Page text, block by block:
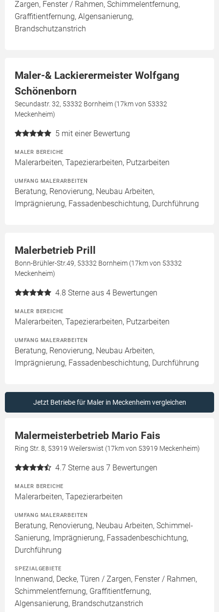
Zargen, Fenster / Rahmen, Schimmelentfernung,
Graffitientfernung, Algensanierung,
Brandschutzanstrich
Maler-& Lackierermeister Wolfgang
Schönenborn
Secundastr. 32, 53332 Bornheim (17km von 53332
Meckenheim)
5 mit einer Bewertung
MALER BEREICHE
Malerarbeiten, Tapezierarbeiten, Putzarbeiten
UMFANG MALERARBEITEN
Beratung, Renovierung, Neubau Arbeiten,
Imprägnierung, Fassadenbeschichtung, Durchführung
Malerbetrieb Prill
Bonn-Brühler-Str.49, 53332 Bornheim (17km von 53332
Meckenheim)
4.8 Sterne aus 4 Bewertungen
MALER BEREICHE
Malerarbeiten, Tapezierarbeiten, Putzarbeiten
UMFANG MALERARBEITEN
Beratung, Renovierung, Neubau Arbeiten,
Imprägnierung, Fassadenbeschichtung, Durchführung
Jetzt Betriebe für Maler in Meckenheim vergleichen
Malermeisterbetrieb Mario Fais
Ring Str. 8, 53919 Weilerswist (17km von 53919 Meckenheim)
4.7 Sterne aus 7 Bewertungen
MALER BEREICHE
Malerarbeiten, Tapezierarbeiten
UMFANG MALERARBEITEN
Beratung, Renovierung, Neubau Arbeiten, Schimmel-
Sanierung, Imprägnierung, Fassadenbeschichtung,
Durchführung
SPEZIALGEBIETE
Innenwand, Decke, Türen / Zargen, Fenster / Rahmen,
Schimmelentfernung, Graffitientfernung,
Algensanierung, Brandschutzanstrich